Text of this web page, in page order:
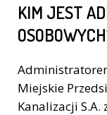
KIM JEST
Miejskie
Kanalizacji